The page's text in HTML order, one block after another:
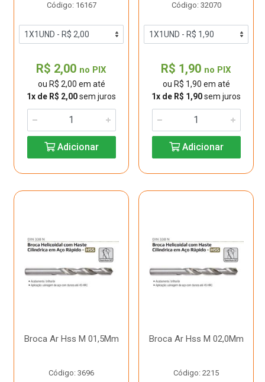
Código: 16167
R$ 2,00 no PIX
ou R$ 2,00 em até
1x de R$ 2,00sem juros
Adicionar
Código: 32070
R$ 1,90 no PIX
ou R$ 1,90 em até
1x de R$ 1,90sem juros
Adicionar
Broca Ar Hss M 01,5Mm
Código: 3696
Broca Ar Hss M 02,0Mm
Código: 2215